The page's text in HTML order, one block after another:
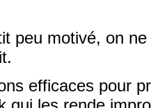
peu motivé, on
efficaces pour